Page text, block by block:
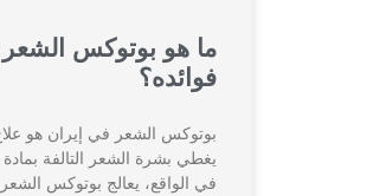
ما هو بوتوكس الشعر
فوائده؟
بوتوكس الشعر في إيران هو
يغطي بشرة الشعر التالفة
في الواقع، يعالج بوتوكس